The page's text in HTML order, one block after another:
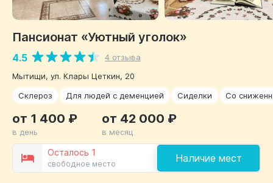
Пансионат «Уютный уголок»
4.5
4 отзыва
Мытищи, ул. Клары Цеткин, 20
Склероз
Для людей с деменцией Сиделки Со
Осталось 1
свободное место Наличие мест
от 1 400 ₽
в день
от 42 000 ₽
в месяц